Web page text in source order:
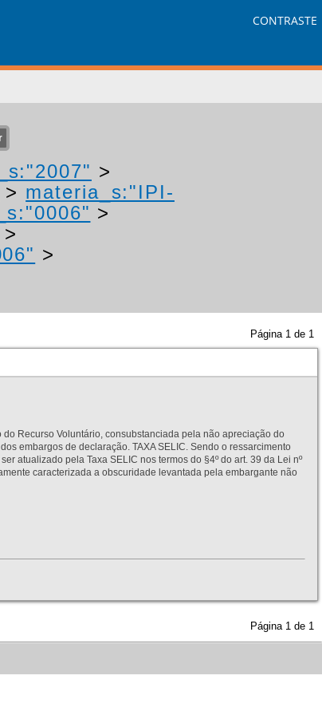
CONTRASTE
>
> materia_s:"IPI-
>
>
>
Página 1 de 1
Recurso Voluntário, consubstanciada pela não apreciação do
embargos de declaração. TAXA SELIC. Sendo o ressarcimento
atualizado pela Taxa SELIC nos termos do §4º do art. 39 da Lei nº
caracterizada a obscuridade levantada pela embargante não
Página 1 de 1